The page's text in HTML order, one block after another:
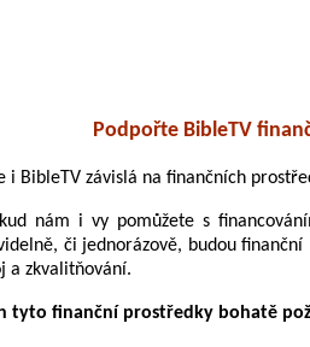
Podpořte BibleTV
i BibleTV závislá na finančních
nám i vy pomůžete s
či jednorázově, budou
a zkvalitňování.
tyto finanční prostředky bohatě